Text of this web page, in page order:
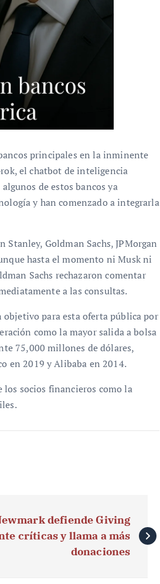
principales en la inminente
el chatbot de inteligencia
de estos bancos ya
y han comenzado a integrarla
Goldman Sachs, JPMorgan
hasta el momento ni Musk ni
Sachs rechazaron comentar
a las consultas.
objetivo para esta oferta pública por
como la mayor salida a bolsa
75,000 millones de dólares,
en 2019 y Alibaba en 2014.
socios financieros como la
defiende Giving
críticas y llama a más
donaciones